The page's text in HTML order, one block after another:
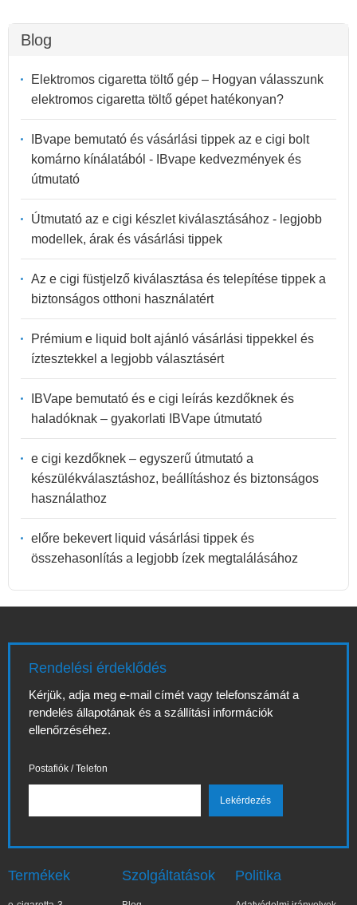
Blog
Elektromos cigaretta töltő gép – Hogyan válasszunk
elektromos cigaretta töltő gépet hatékonyan?
IBvape bemutató és vásárlási tippek az e cigi bolt
komárno kínálatából - IBvape kedvezmények és
útmutató
Útmutató az e cigi készlet kiválasztásához - legjobb
modellek, árak és vásárlási tippek
Az e cigi füstjelző kiválasztása és telepítése tippek a
biztonságos otthoni használatért
Prémium e liquid bolt ajánló vásárlási tippekkel és
íztesztekkel a legjobb választásért
IBVape bemutató és e cigi leírás kezdőknek és
haladóknak – gyakorlati IBVape útmutató
e cigi kezdőknek – egyszerű útmutató a
készülékválasztáshoz, beállításhoz és biztonságos
használathoz
előre bekevert liquid vásárlási tippek és
összehasonlítás a legjobb ízek megtalálásához
Rendelési érdeklődés
Kérjük, adja meg e-mail címét vagy telefonszámát a
rendelés állapotának és a szállítási információk
ellenőrzéséhez.
Postafiók / Telefon
Termékek Szolgáltatások Politika